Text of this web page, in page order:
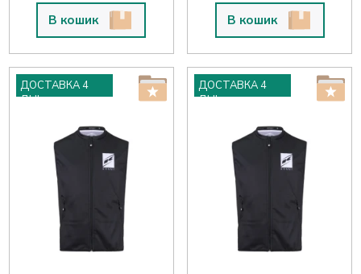
В кошик В кошик
ДОСТАВКА 4
ДНІ
ДОСТАВКА 4
ДНІ